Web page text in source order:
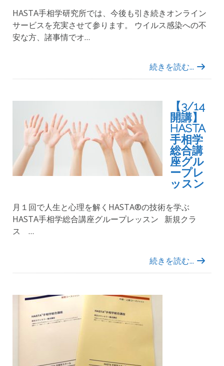
HASTA手相学研究所では、今後も引き続きオンライン
サービスを充実させて参ります。 ウイルス感染への不
安な方、諸事情でオ…
続きを読む...
【3/14
開講】
HASTA
手相学
総合講
座グル
ープレ
ッスン
月１回で人生と心理を解くHASTA®︎の技術を学ぶ
HASTA手相学総合講座グループレッスン 新規クラ
ス …
続きを読む...